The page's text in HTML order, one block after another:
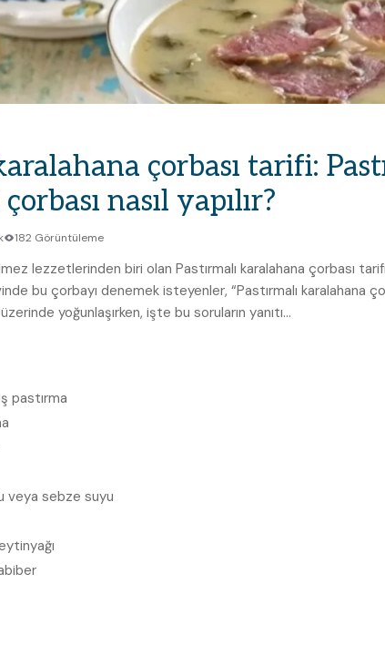
çorbası tarifi:
nasıl yapılır?
182 Görüntüleme
lezzetlerinden biri olan Pastırmalı karalahana çorbası tarifi,
bu çorbayı denemek isteyenler, “Pastırmalı karalahana
yoğunlaşırken, işte bu soruların yanıtı…
pastırma
veya sebze suyu